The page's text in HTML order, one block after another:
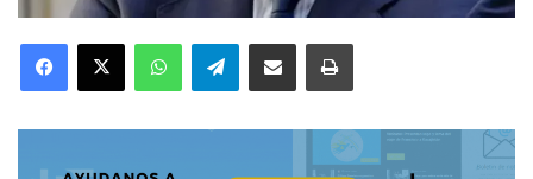
Telegram